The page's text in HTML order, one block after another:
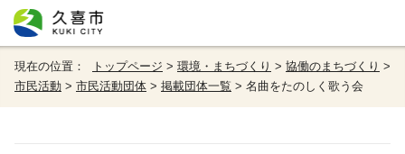
現在の位置： トップページ > 環境・まちづくり > 協働のまちづくり >
市民活動 > 市民活動団体 > 掲載団体一覧 > 名曲をたのしく歌う会